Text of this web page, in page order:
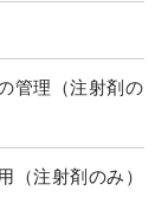
管理（注射剤の
注射剤のみ）